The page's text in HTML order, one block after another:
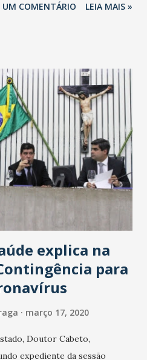
anunciada oficialmente, mas
UM COMENTÁRIO LEIA MAIS »
explica na
para
março 17, 2020
Doutor Cabeto,
expediente da sessão